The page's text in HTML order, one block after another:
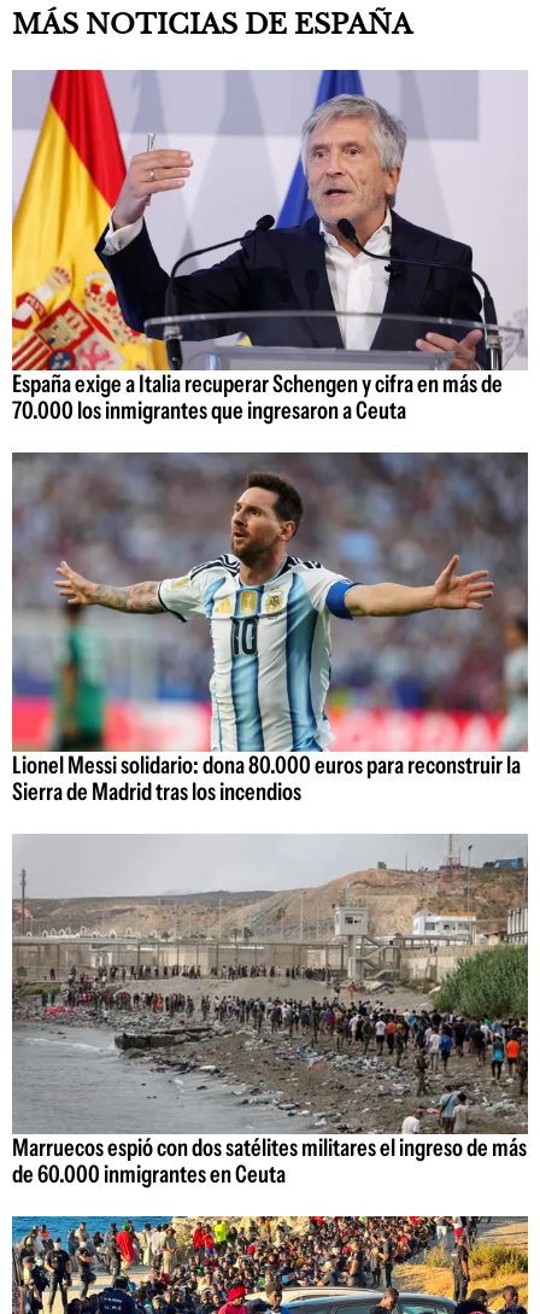
MÁS NOTICIAS DE ESPAÑA
España exige a Italia recuperar Schengen y cifra en más de
70.000 los inmigrantes que ingresaron a Ceuta
Lionel Messi solidario: dona 80.000 euros para reconstruir la
Sierra de Madrid tras los incendios
Marruecos espió con dos satélites militares el ingreso de más
de 60.000 inmigrantes en Ceuta